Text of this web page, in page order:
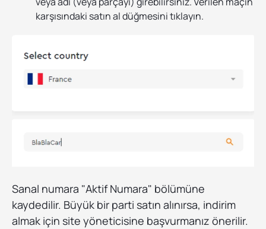
karşısındaki satın al düğmesini tıklayın.
Sanal numara "Aktif Numara" bölümüne
kaydedilir. Büyük bir parti satın alınırsa, indirim
almak için site yöneticisine başvurmanız önerilir.